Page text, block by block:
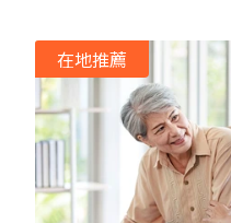
在地推薦